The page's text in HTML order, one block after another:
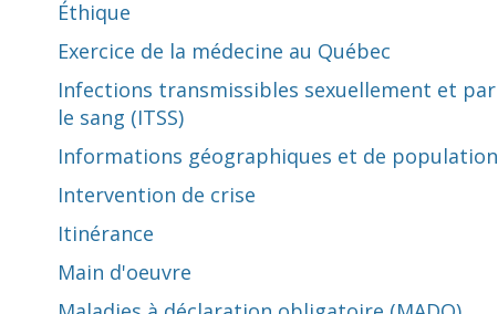
Éthique
Exercice de la médecine au Québec
Infections transmissibles sexuellement et par
le sang (ITSS)
Informations géographiques et de population
Intervention de crise
Itinérance
Main d'oeuvre